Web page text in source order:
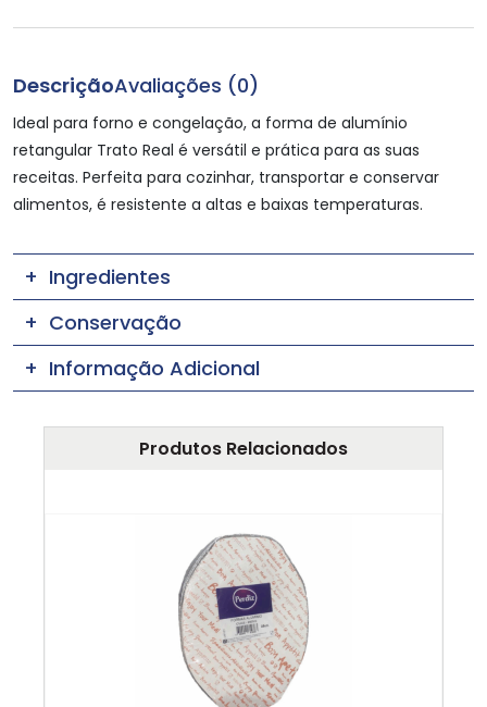
DescriçãoAvaliações (0)
Ideal para forno e congelação, a forma de alumínio
retangular Trato Real é versátil e prática para as suas
receitas. Perfeita para cozinhar, transportar e conservar
alimentos, é resistente a altas e baixas temperaturas.
Ingredientes
Conservação
Informação Adicional
Produtos Relacionados